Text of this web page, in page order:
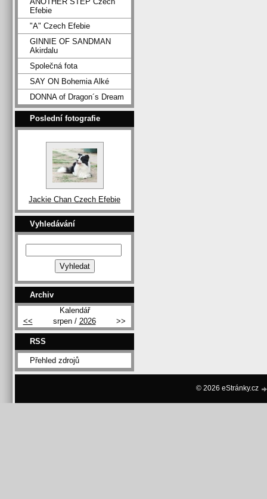
Efebie
"A" Czech Efebie
GINNIE OF SANDMAN
Akirdalu
Společná fota
SAY ON Bohemia Alké
DONNA of Dragon´s Dream
Poslední fotografie
Jackie Chan Czech Efebie
Vyhledávání
Archiv
Kalendář
<<
srpen / 2026 >>
RSS
Přehled zdrojů
© 2026 eStránky.cz